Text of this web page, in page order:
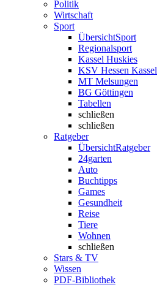
Politik
Wirtschaft
Sport
ÜbersichtSport
Regionalsport
Kassel Huskies
KSV Hessen Kassel
MT Melsungen
BG Göttingen
Tabellen
schließen
schließen
Ratgeber
ÜbersichtRatgeber
24garten
Auto
Buchtipps
Games
Gesundheit
Reise
Tiere
Wohnen
schließen
Stars & TV
Wissen
PDF-Bibliothek